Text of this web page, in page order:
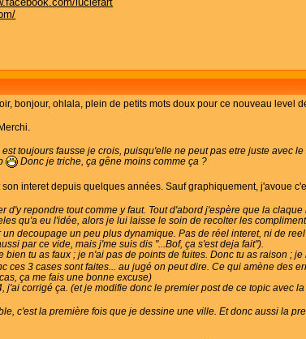
bonjour, ohlala, plein de petits mots doux pour ce nouveau level
toujours fausse je crois, puisqu'elle ne peut pas etre juste avec
Donc je triche, ça gêne moins comme ça ?
interet depuis quelques années. Sauf graphiquement, j'avoue
d'y repondre tout comme y faut. Tout d'abord j'espère que la
qu'a eu l'idée, alors je lui laisse le soin de recolter les
decoupage un peu plus dynamique. Pas de réel interet, ni de
par ce vide, mais j'me suis dis "...Bof, ça s'est deja fait").
bien tu as faux ; je n'ai pas de points de fuites. Donc tu as raison ;
ces 3 cases sont faites... au jugé on peut dire. Ce qui amène des
ça me fais une bonne excuse)
j'ai corrigé ça. (et je modifie donc le premier post de ce topic avec la
c'est la première fois que je dessine une ville. Et donc aussi la